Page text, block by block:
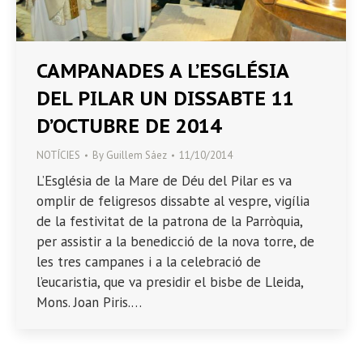
CAMPANADES A L’ESGLÉSIA
DEL PILAR UN DISSABTE 11
D’OCTUBRE DE 2014
NOTÍCIES By Guillem Sáez 11/10/2014
L’Església de la Mare de Déu del Pilar es va
omplir de feligresos dissabte al vespre, vigília
de la festivitat de la patrona de la Parròquia,
per assistir a la benedicció de la nova torre, de
les tres campanes i a la celebració de
l’eucaristia, que va presidir el bisbe de Lleida,
Mons. Joan Piris.…